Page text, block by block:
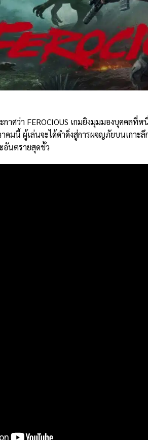
กาศว่า FEROCIOUS เกมยิงมุมมองบุคคล
มนี้ ผู้เล่นจะได้ดำดิ่งสู่การผจญภัยบนเกาะ
อันตรายสุดขั้ว